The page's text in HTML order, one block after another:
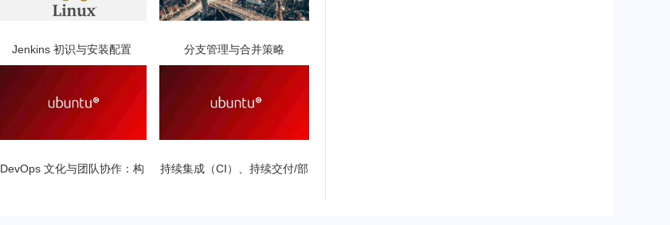
Jenkins 初识与安装配置 分支管理与合并策略
DevOps 文化与团队协作：构
持续集成（CI）、持续交付/部